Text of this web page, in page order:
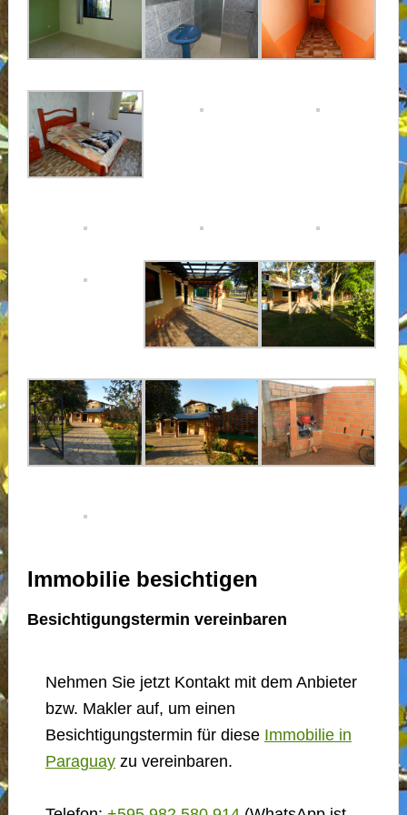
Immobilie besichtigen
Besichtigungstermin vereinbaren
Nehmen Sie jetzt Kontakt mit dem Anbieter
bzw. Makler auf, um einen
Besichtigungstermin für diese Immobilie in
Paraguayzu vereinbaren.